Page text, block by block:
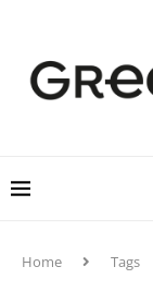
Home Tags